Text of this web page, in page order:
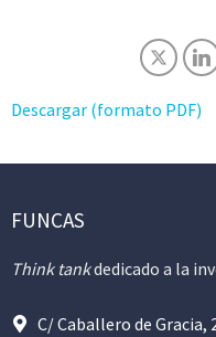
Descargar (formato PDF)
FUNCAS
Think tankdedicado a la
C/ Caballero de Gracia,